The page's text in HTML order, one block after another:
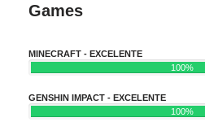
Games
MINECRAFT - EXCELENTE
100%
GENSHIN IMPACT - EXCELENTE
100%